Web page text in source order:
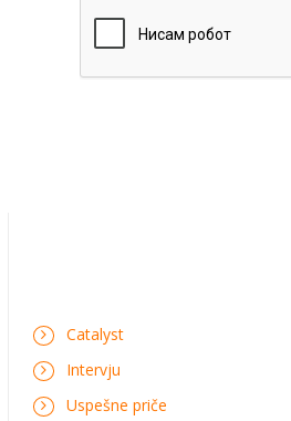
Catalyst
Intervju
Uspešne priče